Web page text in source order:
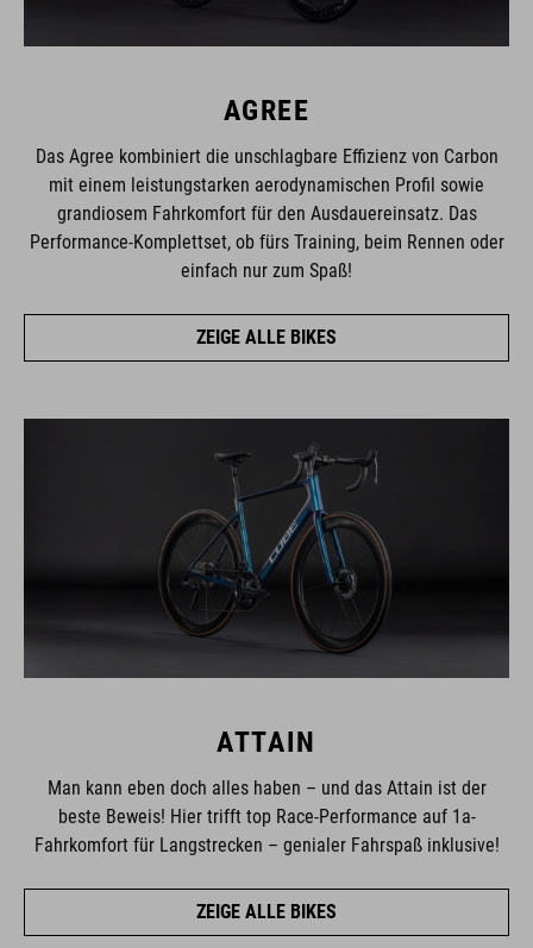
AGREE
Das Agree kombiniert die unschlagbare Effizienz von Carbon
mit einem leistungstarken aerodynamischen Profil sowie
grandiosem Fahrkomfort für den Ausdauereinsatz. Das
Performance-Komplettset, ob fürs Training, beim Rennen oder
einfach nur zum Spaß!
ZEIGE ALLE BIKES
ATTAIN
Man kann eben doch alles haben – und das Attain ist der
beste Beweis! Hier trifft top Race-Performance auf 1a-
Fahrkomfort für Langstrecken – genialer Fahrspaß inklusive!
ZEIGE ALLE BIKES